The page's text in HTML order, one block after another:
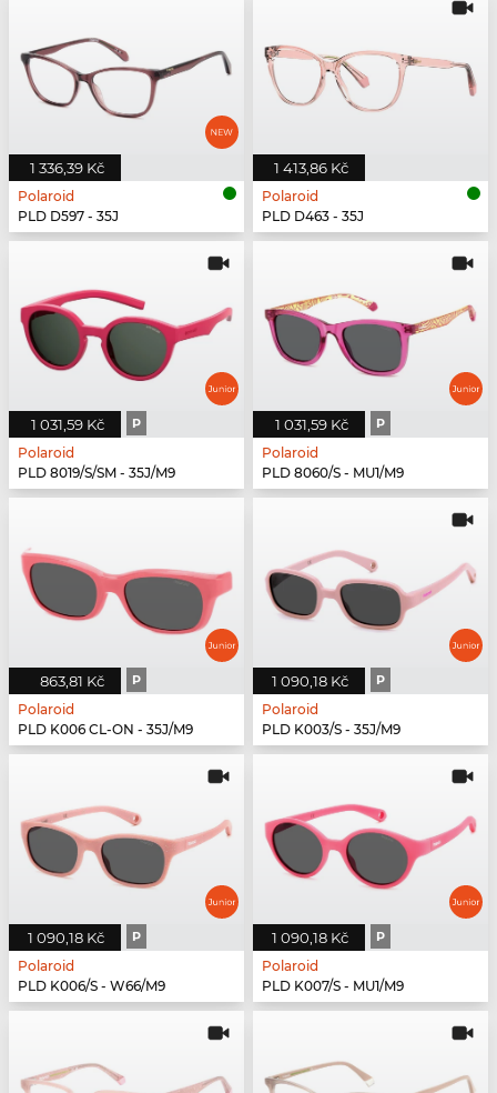
1 336,39 Kč
Polaroid
PLD D597 - 35J
1 413,86 Kč
Polaroid
PLD D463 - 35J
1 031,59 Kč P
Polaroid
PLD 8019/S/SM - 35J/M9
1 031,59 Kč P
Polaroid
PLD 8060/S - MU1/M9
863,81 Kč P
Polaroid
PLD K006 CL-ON - 35J/M9
1 090,18 Kč P
Polaroid
PLD K003/S - 35J/M9
1 090,18 Kč P
Polaroid
PLD K006/S - W66/M9
1 090,18 Kč P
Polaroid
PLD K007/S - MU1/M9